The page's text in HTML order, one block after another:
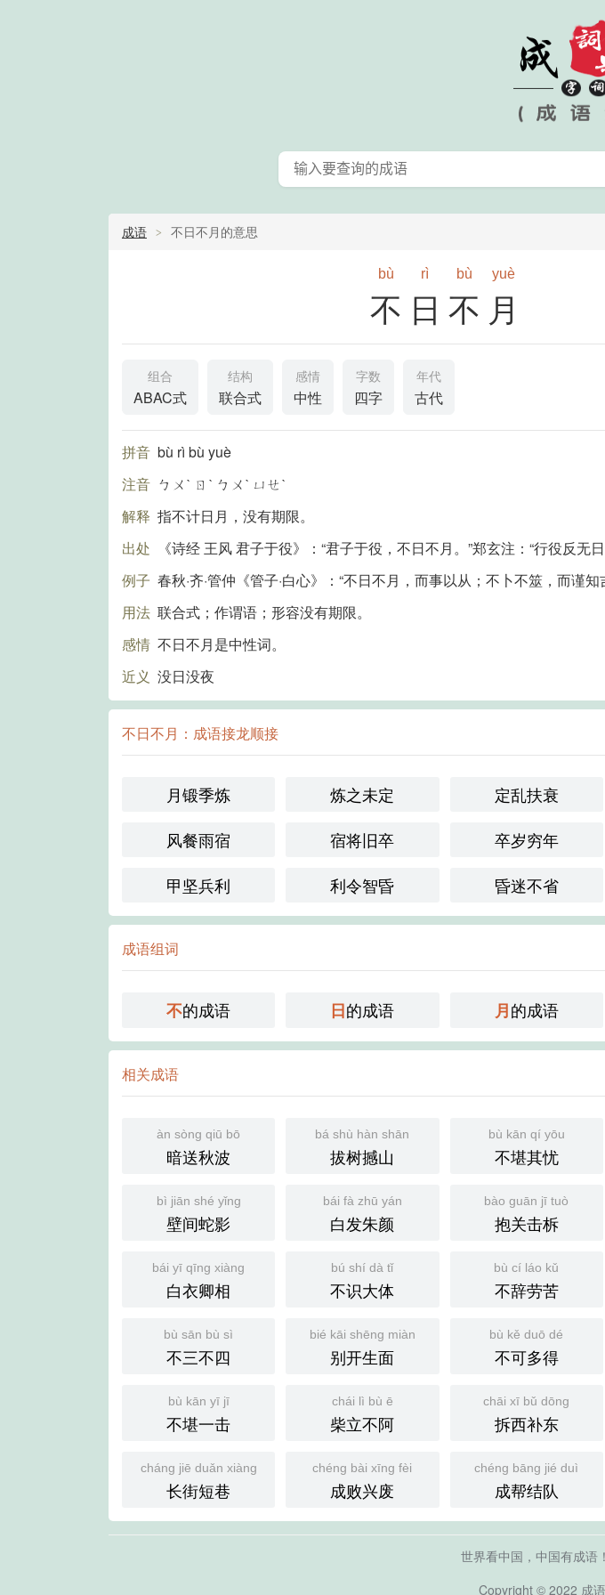
成语 不日不月的意思
bù rì bù yuè
不日不月
组合
ABAC式
结构
联合式
感情
中性
字数
四字
年代
古代
拼音 bù rì bù yuè
注音 ㄅㄨˋ ㄖˋ ㄅㄨˋ ㄩㄝˋ
解释 指不计日月，没有期限。
出处
《诗经 王风 君子于役》：“君子于役，不日不月。”郑玄注：“行役反无
例子 春秋·齐·管仲《管子·白心》：“不日不月，而事以从；不卜不筮，而谨知
用法 联合式；作谓语；形容没有期限。
感情 不日不月是中性词。
近义 没日没夜
不日不月：成语接龙顺接
月锻季炼 炼之未定 定乱扶衰
风餐雨宿
宿将旧卒 卒岁穷年
甲坚兵利
利令智昏 昏迷不省
成语组词
不的成语 日的成语 月的成语
相关成语
àn sòng qiū bō
暗送秋波
bá shù hàn shān
拔树撼山
bù kān qí yōu
不堪其忧
bì jiān shé yǐng
壁间蛇影
bái fà zhū yán
白发朱颜
bào guān jī tuò
抱关击柝
bái yī qīng xiàng
白衣卿相
bú shí dà tǐ
不识大体
bù cí láo kǔ
不辞劳苦
bù sān bù sì
不三不四
bié kāi shēng miàn
别开生面
bù kě duō dé
不可多得
bù kān yī jī
不堪一击
chái lì bù ē
柴立不阿
chāi xī bǔ dōng
拆西补东
cháng jiē duǎn xiàng
长街短巷
chéng bài xīng fèi
成败兴废
chéng bāng jié duì
成帮结队
世界看中国，中国有成语
Copyright © 2022 成